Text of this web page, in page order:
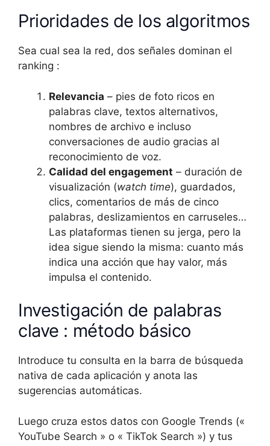
Prioridades de los algoritmos
Sea cual sea la red, dos señales dominan el
ranking :
Relevancia – pies de foto ricos en
palabras clave, textos alternativos,
nombres de archivo e incluso
conversaciones de audio gracias al
reconocimiento de voz.
Calidad del engagement – duración de
visualización (watch time), guardados,
clics, comentarios de más de cinco
palabras, deslizamientos en carruseles…
Las plataformas tienen su jerga, pero la
idea sigue siendo la misma: cuanto más
indica una acción que hay valor, más
impulsa el contenido.
Investigación de palabras
clave : método básico
Introduce tu consulta en la barra de búsqueda
nativa de cada aplicación y anota las
sugerencias automáticas.
Luego cruza estos datos con Google Trends («
YouTube Search » o « TikTok Search ») y tus